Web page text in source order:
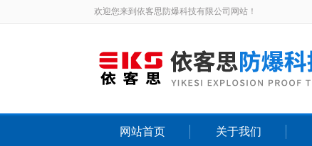
欢迎您来到依客思防爆科技有限公司网站！
网站首页 关于我们